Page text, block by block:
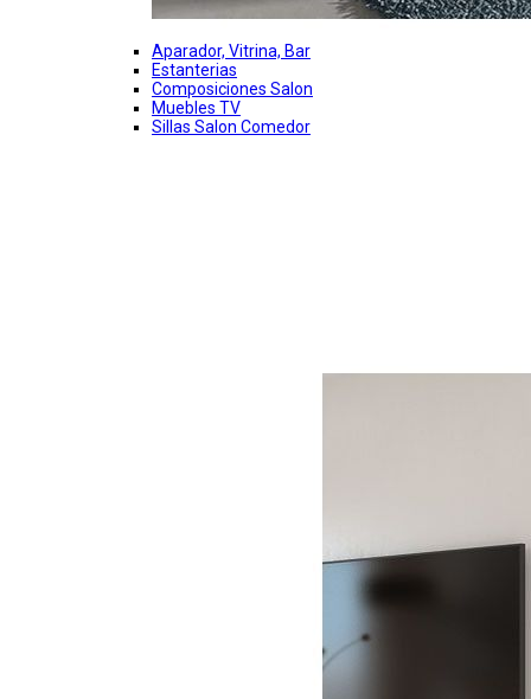
Aparador, Vitrina, Bar
Estanterias
Composiciones Salon
Muebles TV
Sillas Salon Comedor